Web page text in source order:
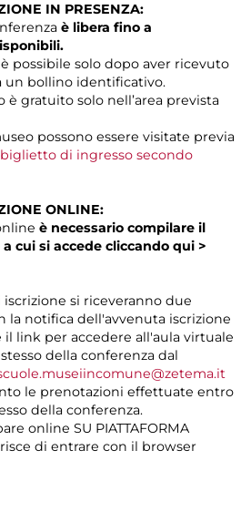
IN PRESENZA:
è libera fino a
possibile solo dopo aver ricevuto
un bollino identificativo.
è gratuito solo nell’area prevista
possono essere visitate previa
biglietto di ingresso secondo
ONLINE:
è necessario compilare il
cui si accede cliccando qui >
si riceveranno due
la notifica dell'avvenuta iscrizione
link per accedere all'aula virtuale
della conferenza dal
le prenotazioni effettuate entro
della conferenza.
online SU PIATTAFORMA
di entrare con il browser